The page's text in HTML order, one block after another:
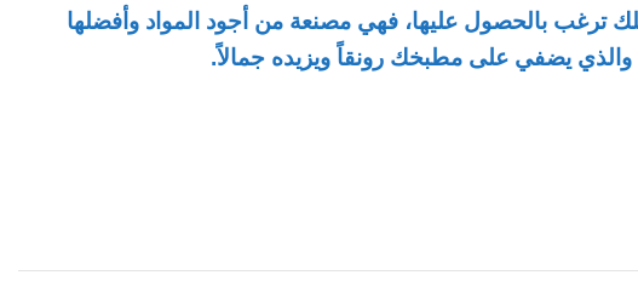
ترغب بالحصول عليها، فهي مصنعة من أجود المواد وأفضلها
والذي يضفي على مطبخك رونقاً ويزيده جمالاً.